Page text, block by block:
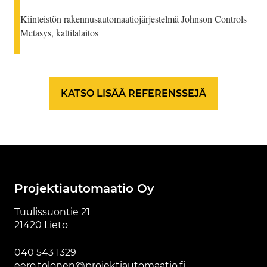
Kiinteistön rakennusautomaatiojärjestelmä Johnson Controls
Metasys, kattilalaitos
KATSO LISÄÄ REFERENSSEJÄ
Projektiautomaatio Oy
Tuulissuontie 21
21420 Lieto
040 543 1329